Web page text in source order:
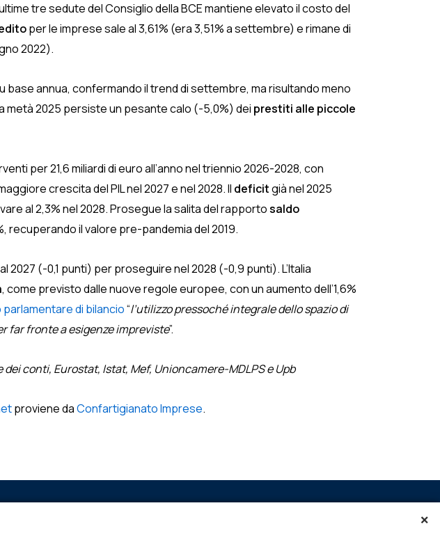
tre sedute del Consiglio della BCE mantiene elevato il costo del
per le imprese sale al 3,61% (era 3,51% a settembre) e rimane di
2022).
base annua, confermando il trend di settembre, ma risultando meno
metà 2025 persiste un pesante calo (-5,0%) dei prestiti alle piccole
per 21,6 miliardi di euro all’anno nel triennio 2026-2028, con
crescita del PIL nel 2027 e nel 2028. Il deficitgià nel 2025
al 2,3% nel 2028. Prosegue la salita del rapportosaldo
recuperando il valore pre-pandemia del 2019.
2027 (-0,1 punti) per proseguire nel 2028 (-0,9 punti). L’Italia
, come previsto dalle nuove regole europee, con un aumento dell’1,6%
di bilancio“l’utilizzo pressoché integrale dello spazio di
far fronte a esigenze impreviste”.
conti, Eurostat, Istat, Mef, Unioncamere-MDLPS e Upb
proviene daConfartigianato Imprese.
×